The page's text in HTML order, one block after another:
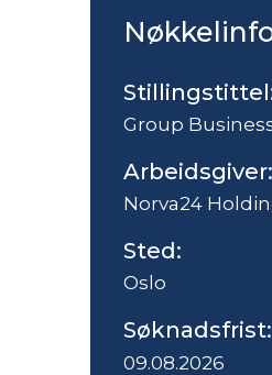
Group
Arbeidsgiver:
Norva24
Sted:
Oslo
Søknadsfrist:
09.08.2026